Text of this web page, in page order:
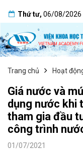
Thứ tư, 06/08/2026
Trang chủ Hoạt
Giá nước và
dụng nước khi
tham gia đầu
công trình
01/07/2021